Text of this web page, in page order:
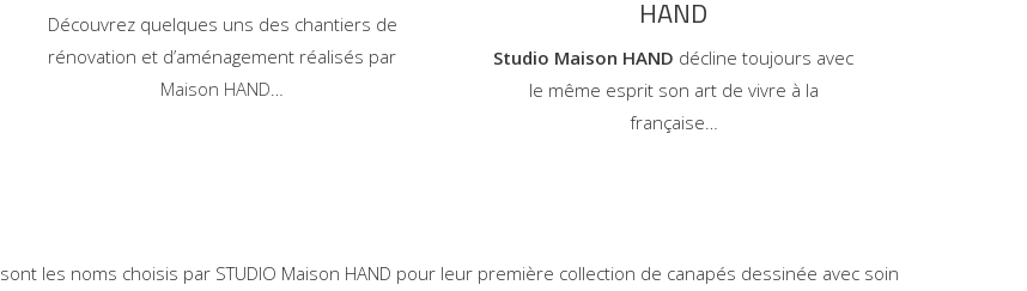
Découvrez quelques uns des chantiers de
rénovation et d’aménagement réalisés par
Maison HAND
HAND
Studio Maison HAND décline toujours avec
le même esprit son art de vivre à la
française…
sont les noms choisis par STUDIO Maison HAND pour leur première collection de canapés dessinée avec soin